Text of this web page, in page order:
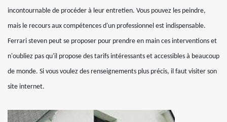
incontournable de procéder à leur entretien. Vous pouvez les peindre,
mais le recours aux compétences d'un professionnel est indispensable.
Ferrari steven peut se proposer pour prendre en main ces interventions et
n'oubliez pas qu'il propose des tarifs intéressants et accessibles à beaucoup
de monde. Si vous voulez des renseignements plus précis, il faut visiter son
site internet.